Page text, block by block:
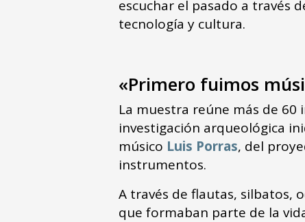
escuchar el pasado a través
tecnología y cultura.
«Primero fuimos
La muestra reúne más de
investigación arqueológica
músico Luis Porras, del
instrumentos.
A través de flautas, silbatos,
que formaban parte de la